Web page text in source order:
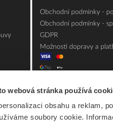
webová stránka používá
obsahu a reklam,
soubory cookie.
Obchodní podmínky -
Obchodní podmínky -
GDPR
Možnosti dopravy a